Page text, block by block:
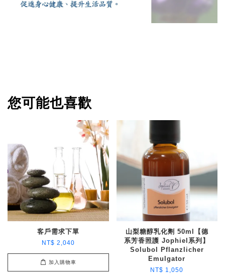
您可能也喜歡
客戶需求下單
NT$ 2,040
加入購物車
山梨糖醇乳化劑 50ml【德
系芳香照護 Jophiel系列】
Solubol Pflanzlicher
Emulgator
NT$ 1,050